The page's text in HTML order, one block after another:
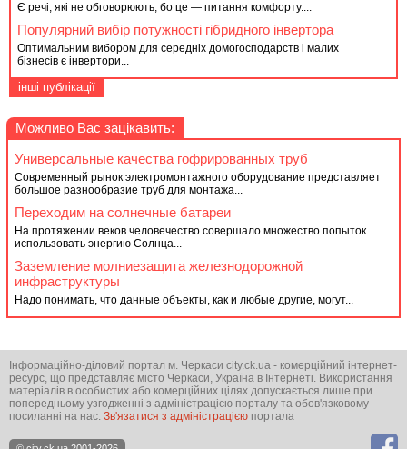
Є речі, які не обговорюють, бо це — питання комфорту....
Популярний вибір потужності гібридного інвертора
Оптимальним вибором для середніх домогосподарств і малих
бізнесів є інвертори...
інші публікації
Можливо Вас зацікавить:
Универсальные качества гофрированных труб
Современный рынок электромонтажного оборудование представляет
большое разнообразие труб для монтажа...
Переходим на солнечные батареи
На протяжении веков человечество совершало множество попыток
использовать энергию Солнца...
Заземление молниезащита железнодорожной
инфраструктуры
Надо понимать, что данные объекты, как и любые другие, могут...
Інформаційно-діловий портал м. Черкаси city.ck.ua - комерційний інтернет-
ресурс, що представляє місто Черкаси, Україна в Інтернеті. Використання
матеріалів в особистих або комерційних цілях допускається лише при
попередньому узгодженні з адміністрацією порталу та обов'язковому
посиланні на нас. Зв'язатися з адміністрацією портала